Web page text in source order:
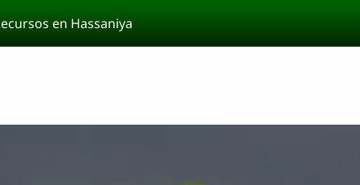
en Hassaniya